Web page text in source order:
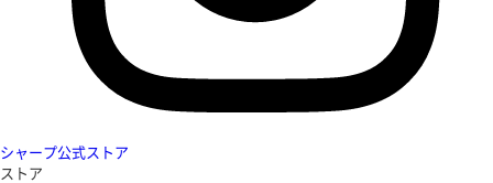
シャープ公式ストア
ストア